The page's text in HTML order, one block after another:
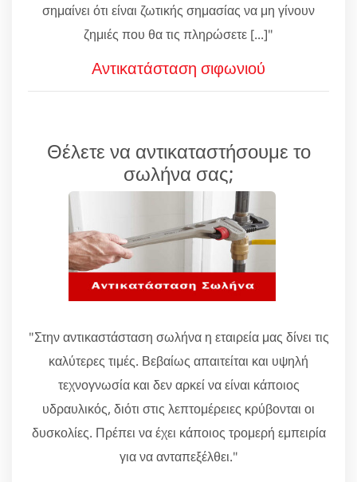
σημαίνει ότι είναι ζωτικής σημασίας να μη γίνουν
ζημιές που θα τις πληρώσετε [...]"
Αντικατάσταση σιφωνιού
Θέλετε να αντικαταστήσουμε το
σωλήνα σας;
"Στην αντικαστάσταση σωλήνα η εταιρεία μας δίνει τις
καλύτερες τιμές. Βεβαίως απαιτείται και υψηλή
τεχνογνωσία και δεν αρκεί να είναι κάποιος
υδραυλικός, διότι στις λεπτομέρειες κρύβονται οι
δυσκολίες. Πρέπει να έχει κάποιος τρομερή εμπειρία
για να ανταπεξέλθει."